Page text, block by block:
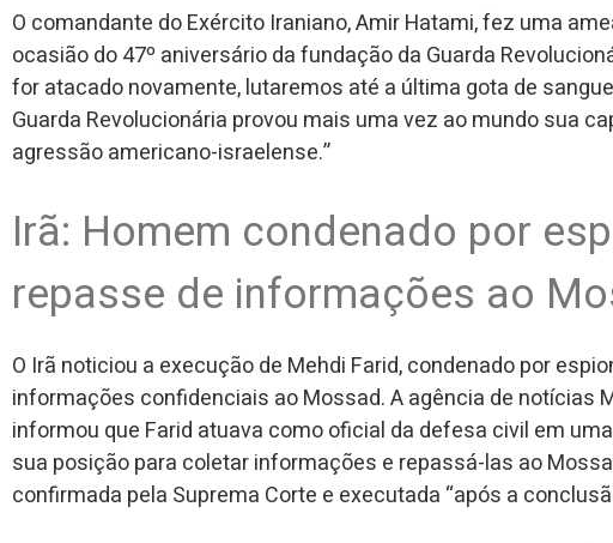
O comandante do Exército Iraniano, Amir Hatami, fez uma
ocasião do 47º aniversário da fundação da Guarda
for atacado novamente, lutaremos até a última gota de
Guarda Revolucionária provou mais uma vez ao mundo sua
agressão americano-israelense.”
Irã: Homem condenado por
repasse de informações ao
O Irã noticiou a execução de Mehdi Farid, condenado por
informações confidenciais ao Mossad. A agência de notícias
informou que Farid atuava como oficial da defesa civil em
sua posição para coletar informações e repassá-las ao
confirmada pela Suprema Corte e executada “após a